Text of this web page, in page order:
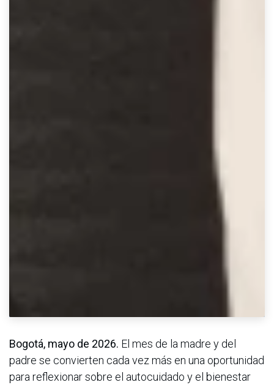
Bogotá, mayo de 2026. El mes de la madre y del
padre se convierten cada vez más en una oportunidad
para reflexionar sobre el autocuidado y el bienestar